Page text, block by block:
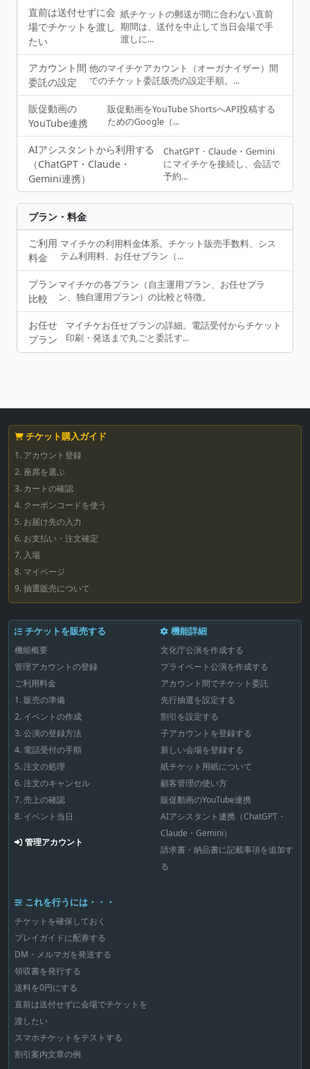
直前は送付せずに会
場でチケットを渡し
たい
紙チケットの郵送が間に合わない直前
期間は、送付を中止して当日会場で手
渡しに...
アカウント間
委託の設定
他のマイチケアカウント（オーガナイザー）間
でのチケット委託販売の設定手順。...
販促動画の
YouTube連携
販促動画をYouTube ShortsへAPI投稿する
ためのGoogle（...
AIアシスタントから利用する
（ChatGPT・Claude・
Gemini連携）
ChatGPT・Claude・Gemini
にマイチケを接続し、会話で
予約...
プラン・料金
ご利用
料金
マイチケの利用料金体系。チケット販売手数料、シス
テム利用料、お任せプラン（...
プラン
比較
マイチケの各プラン（自主運用プラン、お任せプラ
ン、独自運用プラン）の比較と特徴。
お任せ
プラン
マイチケお任せプランの詳細。電話受付からチケット
印刷・発送まで丸ごと委託す...
チケット購入ガイド
1. アカウント登録
2. 座席を選ぶ
3. カートの確認
4. クーポンコードを使う
5. お届け先の入力
6. お支払い・注文確定
7. 入場
8. マイページ
9. 抽選販売について
チケットを販売する
機能概要
管理アカウントの登録
ご利用料金
1. 販売の準備
2. イベントの作成
3. 公演の登録方法
4. 電話受付の手順
5. 注文の処理
6. 注文のキャンセル
7. 売上の確認
8. イベント当日
管理アカウント
機能詳細
文化庁公演を作成する
プライベート公演を作成する
アカウント間でチケット委託
先行抽選を設定する
割引を設定する
子アカウントを登録する
新しい会場を登録する
紙チケット用紙について
顧客管理の使い方
販促動画のYouTube連携
AIアシスタント連携（ChatGPT・
Claude・Gemini）
請求書・納品書に記載事項を追加す
る
これを行うには・・・
チケットを確保しておく
プレイガイドに配券する
DM・メルマガを発送する
領収書を発行する
送料を0円にする
直前は送付せずに会場でチケットを
渡したい
スマホチケットをテストする
割引案内文章の例